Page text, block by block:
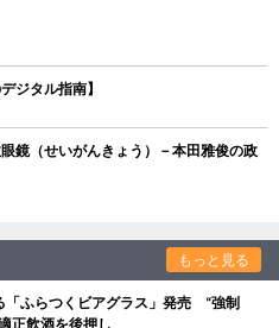
ジタル指南】
鏡（せいがんきょう）－本田雅俊の政
もっと見る
「ふらつくビアグラス」発売 “強制
正飲酒を後押し